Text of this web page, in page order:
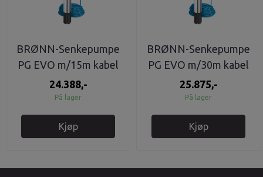
BRØNN-Senkepumpe
PG EVO m/15m kabel
komplett 1X230V
24.388,-
På lager
Kjøp
BRØNN-Senkepumpe
PG EVO m/30m kabel
komplett 1X230V
25.875,-
På lager
Kjøp